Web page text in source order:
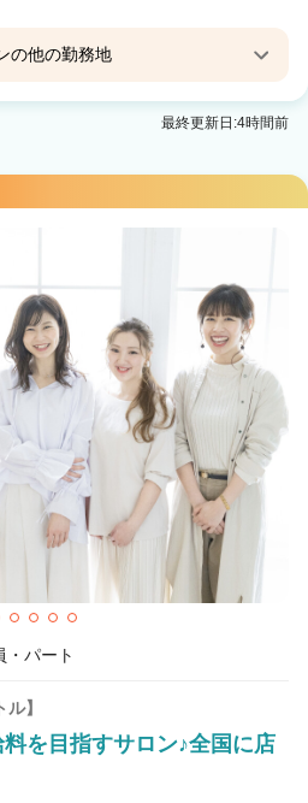
の他の勤務地
ァミリア バイ リトル】
最終更新日:4時間前
・パート
】
を目指すサロン♪全国に店